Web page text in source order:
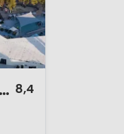
Falkensteiner Premium Camping Zadar 8,4